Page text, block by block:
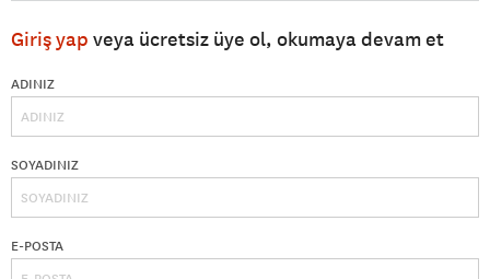
Giriş yap veya ücretsiz üye ol, okumaya devam et
ADINIZ
SOYADINIZ
E-POSTA